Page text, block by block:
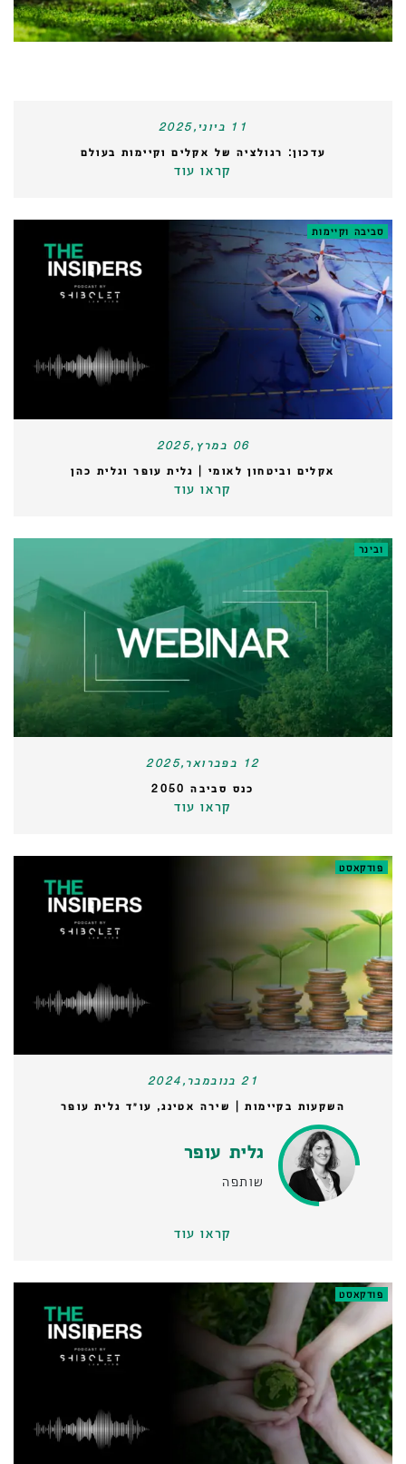
11 ביוני,2025
עדכון: רגולציה של אקלים וקיימות בעולם
קראו עוד
סביבה וקיימות
06 במרץ,2025
אקלים וביטחון לאומי | גלית עופר וגלית כהן
קראו עוד
ובינר
12 בפברואר,2025
כנס סביבה 2050
קראו עוד
פודקאסט
21 בנובמבר,2024
השקעות בקיימות | שירה אטינג, עו״ד גלית עופר
גלית עופר
שותפה
קראו עוד
פודקאסט